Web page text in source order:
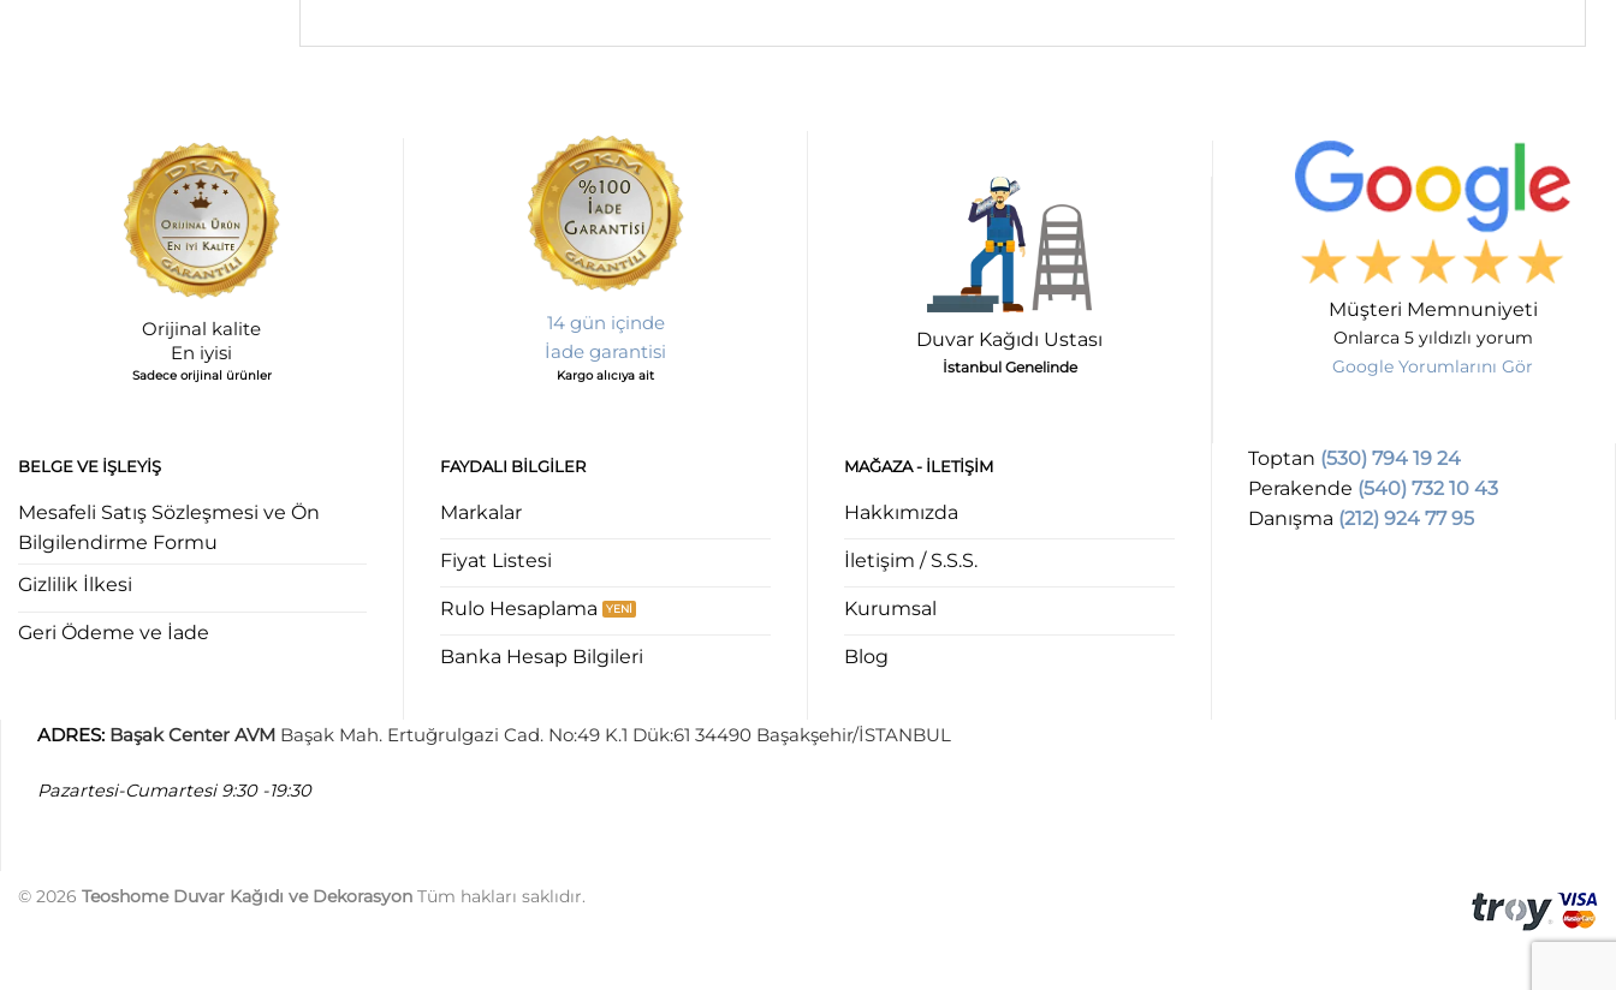
Orijinal kalite
En iyisi
Sadece orijinal ürünler
14 gün içinde
İade garantisi
Kargo alıcıya ait
Duvar Kağıdı Ustası
İstanbul Genelinde
Müşteri Memnuniyeti
Onlarca 5 yıldızlı yorum
Google Yorumlarını Gör
BELGE VE İŞLEYIŞ
Mesafeli Satış Sözleşmesi ve Ön
Bilgilendirme Formu
Gizlilik İlkesi
Geri Ödeme ve İade
FAYDALI BILGILER
Markalar
Fiyat Listesi
Rulo Hesaplama
Banka Hesap Bilgileri
MAĞAZA - ILETIŞIM
Hakkımızda
İletişim / S.S.S.
Kurumsal
Blog
Toptan (530) 794 19 24
Perakende (540) 732 10 43
Danışma (212) 924 77 95
ADRES: Başak Center AVM Başak Mah. Ertuğrulgazi Cad. No:49 K.1 Dük:61 34490 Başakşehir/İSTANBUL
Pazartesi-Cumartesi 9:30 -19:30
© 2026 Teoshome Duvar Kağıdı ve Dekorasyon Tüm hakları saklıdır.